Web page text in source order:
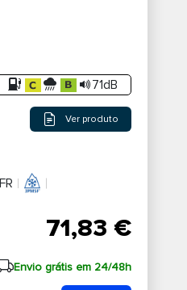
71dB
Ver produto
FR
71,83 €
Envio grátis em 24/48h